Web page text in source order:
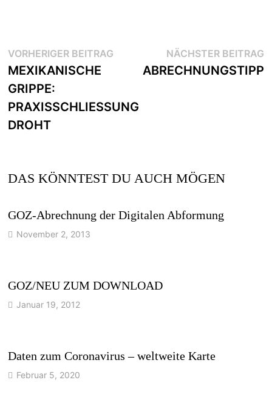
Beitragsnavigation
VORHERIGER BEITRAGVorheriger
Beitrag:
MEXIKANISCHE
GRIPPE:
PRAXISSCHLIESSUNG
DROHT
NÄCHSTER BEITRAG
ABRECHNUNGSTIPP
DAS KÖNNTEST DU AUCH MÖGEN
GOZ-Abrechnung der Digitalen Abformung
November 2, 2013
GOZ/NEU ZUM DOWNLOAD
Januar 19, 2012
Daten zum Coronavirus – weltweite Karte
Februar 5, 2020